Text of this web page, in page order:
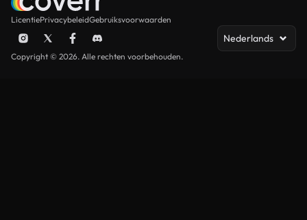
LicentiePrivacybeleidGebruiksvoorwaarden
Nederlands
Copyright © 2026. Alle rechten voorbehouden.